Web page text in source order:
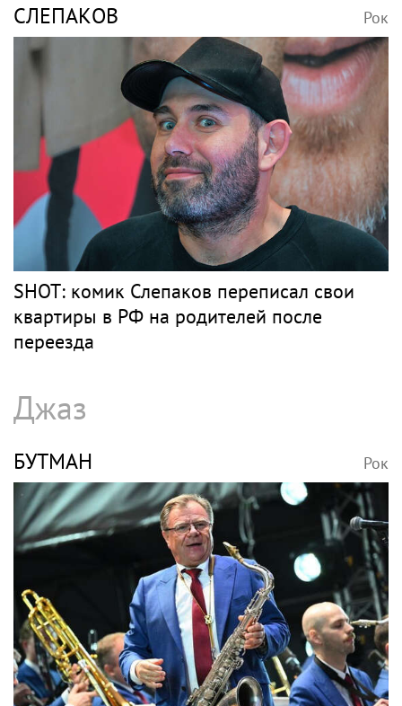
СЛЕПАКОВ Рок
SHOT: комик Слепаков переписал свои
квартиры в РФ на родителей после
переезда
Джаз
БУТМАН Рок